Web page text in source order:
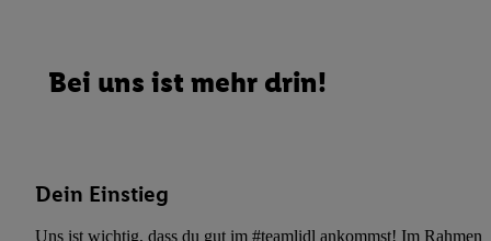
Bei uns ist mehr drin!
Dein Einstieg
Uns ist wichtig, dass du gut im #teamlidl ankommst! Im Rahmen